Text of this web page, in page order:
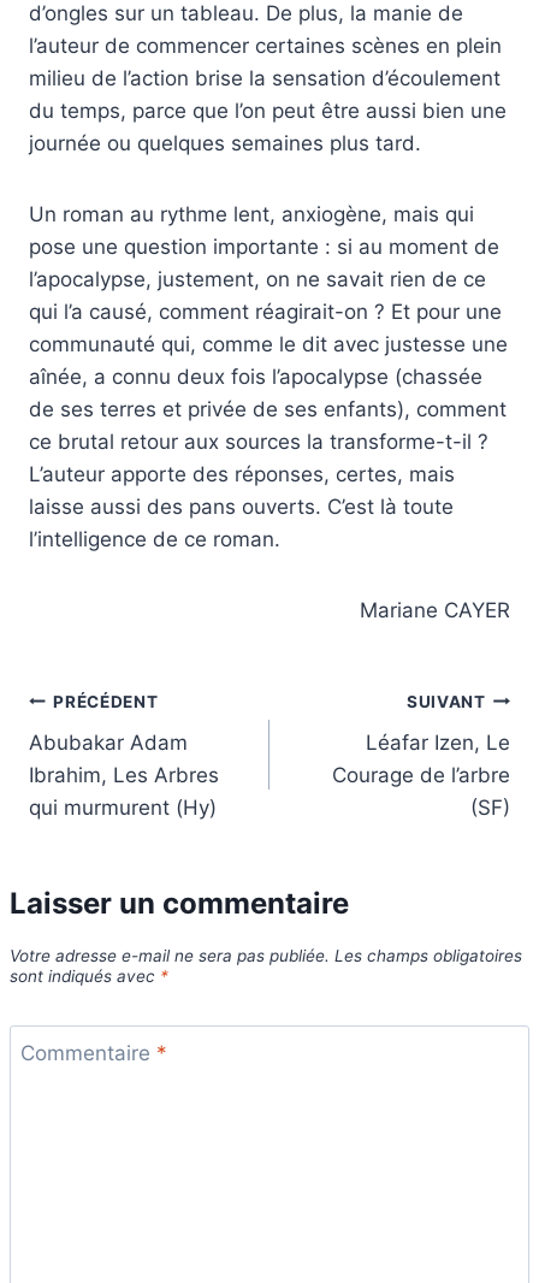
d’ongles sur un tableau. De plus, la manie de
l’auteur de commencer certaines scènes en plein
milieu de l’action brise la sensation d’écoulement
du temps, parce que l’on peut être aussi bien une
journée ou quelques semaines plus tard.
Un roman au rythme lent, anxiogène, mais qui
pose une question importante : si au moment de
l’apocalypse, justement, on ne savait rien de ce
qui l’a causé, comment réagirait-on ? Et pour une
communauté qui, comme le dit avec justesse une
aînée, a connu deux fois l’apocalypse (chassée
de ses terres et privée de ses enfants), comment
ce brutal retour aux sources la transforme-t-il ?
L’auteur apporte des réponses, certes, mais
laisse aussi des pans ouverts. C’est là toute
l’intelligence de ce roman.
Mariane CAYER
Navigation
de
l’article
PRÉCÉDENT
Abubakar Adam
Ibrahim, Les Arbres
qui murmurent (Hy)
SUIVANT
Léafar Izen, Le
Courage de l’arbre
(SF)
Laisser un commentaire
Votre adresse e-mail ne sera pas publiée. Les champs obligatoires
sont indiqués avec *
Commentaire *